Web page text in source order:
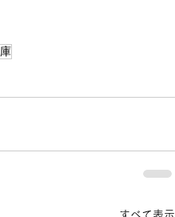
すべて表示